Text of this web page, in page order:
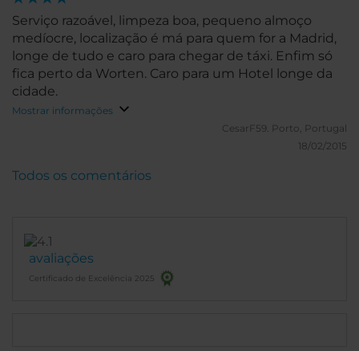
Serviço razoável, limpeza boa, pequeno almoço
medíocre, localização é má para quem for a Madrid,
longe de tudo e caro para chegar de táxi. Enfim só
fica perto da Worten. Caro para um Hotel longe da
cidade.
Mostrar informações
CesarF59.
Porto, Portugal
18/02/2015
avaliações
Certificado de Excelência 2025
Todos os comentários